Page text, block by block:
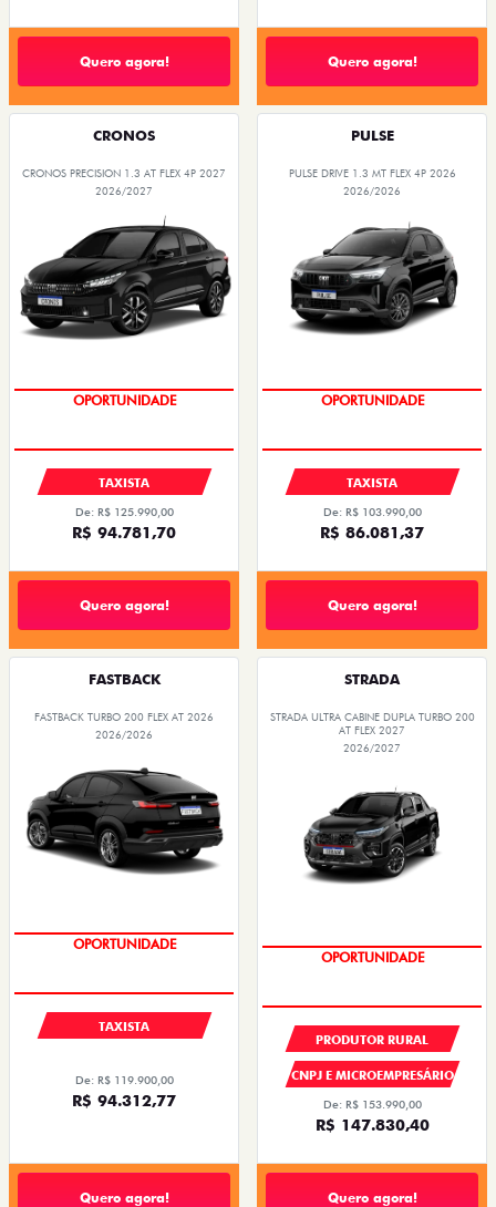
Quero agora! Quero agora!
CRONOS
CRONOS PRECISION 1.3 AT FLEX 4P 2027
2026/2027
PREÇOS REDUZIDOS
TAXISTA
De: R$ 125.990,00
R$ 94.781,70
Quero agora!
PULSE
PULSE DRIVE 1.3 MT FLEX 4P 2026
2026/2026
PREÇOS REDUZIDOS
TAXISTA
De: R$ 103.990,00
R$ 86.081,37
Quero agora!
FASTBACK
FASTBACK TURBO 200 FLEX AT 2026
2026/2026
PREÇOS REDUZIDOS
TAXISTA
De: R$ 119.900,00
R$ 94.312,77
Quero agora!
STRADA
STRADA ULTRA CABINE DUPLA TURBO 200
AT FLEX 2027
2026/2027
PREÇOS REDUZIDOS
PRODUTOR RURAL
CNPJ E MICROEMPRESÁRIO
De: R$ 153.990,00
R$ 147.830,40
Quero agora!